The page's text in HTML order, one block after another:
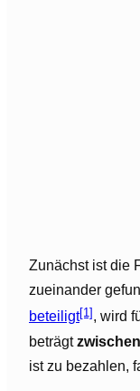
Zunächst ist die
zueinander
beteiligt[1], wird
beträgt
ist zu bezahlen,